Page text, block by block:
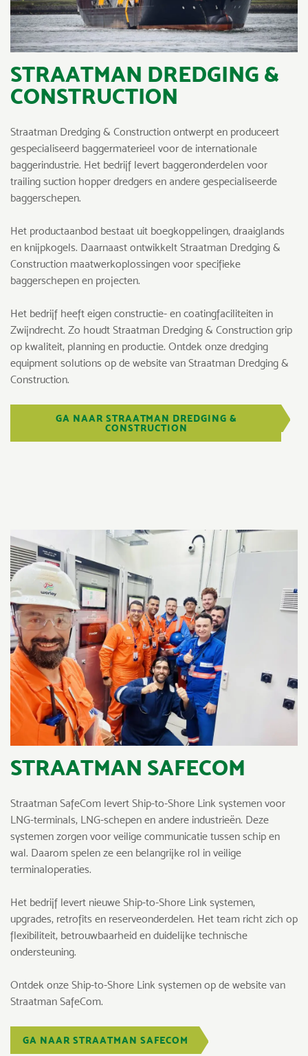
STRAATMAN DREDGING &
CONSTRUCTION
Straatman Dredging & Construction ontwerpt en produceert
gespecialiseerd baggermaterieel voor de internationale
baggerindustrie. Het bedrijf levert baggeronderdelen voor
trailing suction hopper dredgers en andere gespecialiseerde
baggerschepen.
Het productaanbod bestaat uit boegkoppelingen, draaiglands
en knijpkogels. Daarnaast ontwikkelt Straatman Dredging &
Construction maatwerkoplossingen voor specifieke
baggerschepen en projecten.
Het bedrijf heeft eigen constructie- en coatingfaciliteiten in
Zwijndrecht. Zo houdt Straatman Dredging & Construction grip
op kwaliteit, planning en productie. Ontdek onze dredging
equipment solutions op de website van Straatman Dredging &
Construction.
GA NAAR STRAATMAN DREDGING &
CONSTRUCTION
STRAATMAN SAFECOM
Straatman SafeCom levert Ship-to-Shore Link systemen voor
LNG-terminals, LNG-schepen en andere industrieën. Deze
systemen zorgen voor veilige communicatie tussen schip en
wal. Daarom spelen ze een belangrijke rol in veilige
terminaloperaties.
Het bedrijf levert nieuwe Ship-to-Shore Link systemen,
upgrades, retrofits en reserveonderdelen. Het team richt zich op
flexibiliteit, betrouwbaarheid en duidelijke technische
ondersteuning.
Ontdek onze Ship-to-Shore Link systemen op de website van
Straatman SafeCom.
GA NAAR STRAATMAN SAFECOM